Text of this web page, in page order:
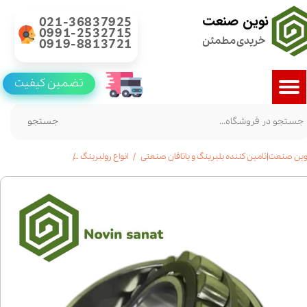
نوین صنعت
خریدی مطمئن
021-36837925
0991-2532715
0919-8813721
جستجو
تضمین کیفیت
صنعت|تامین کننده بلبرینگ و یاتاقان صنعتی انواع رولبرینگ